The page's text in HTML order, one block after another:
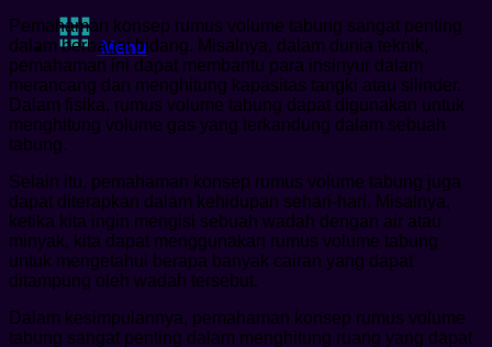
Menu
Pemahaman konsep rumus volume tabung sangat penting
dalam berbagai bidang. Misalnya, dalam dunia teknik,
pemahaman ini dapat membantu para insinyur dalam
merancang dan menghitung kapasitas tangki atau silinder.
Dalam fisika, rumus volume tabung dapat digunakan untuk
menghitung volume gas yang terkandung dalam sebuah
tabung.
Selain itu, pemahaman konsep rumus volume tabung juga
dapat diterapkan dalam kehidupan sehari-hari. Misalnya,
ketika kita ingin mengisi sebuah wadah dengan air atau
minyak, kita dapat menggunakan rumus volume tabung
untuk mengetahui berapa banyak cairan yang dapat
ditampung oleh wadah tersebut.
Dalam kesimpulannya, pemahaman konsep rumus volume
tabung sangat penting dalam menghitung ruang yang dapat